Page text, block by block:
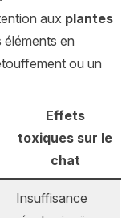
aux plantes
éléments en
ou un
Effets
toxiques sur le
chat
Insuffisance